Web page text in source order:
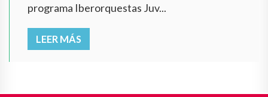
programa Iberorquestas Juv...
LEER MÁS